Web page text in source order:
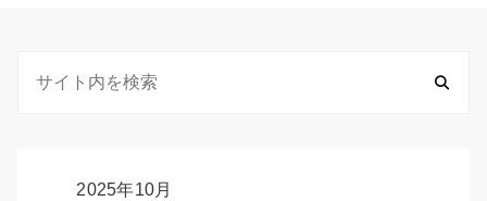
2025年10月